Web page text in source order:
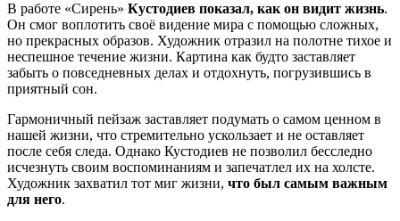
В работе «Сирень» Кустодиев показал, как он видит жизнь.
Он смог воплотить своё видение мира с помощью сложных,
но прекрасных образов. Художник отразил на полотне тихое и
неспешное течение жизни. Картина как будто заставляет
забыть о повседневных делах и отдохнуть, погрузившись в
приятный сон.
Гармоничный пейзаж заставляет подумать о самом ценном в
нашей жизни, что стремительно ускользает и не оставляет
после себя следа. Однако Кустодиев не позволил бесследно
исчезнуть своим воспоминаниям и запечатлел их на холсте.
Художник захватил тот миг жизни, что был самым важным
для него.